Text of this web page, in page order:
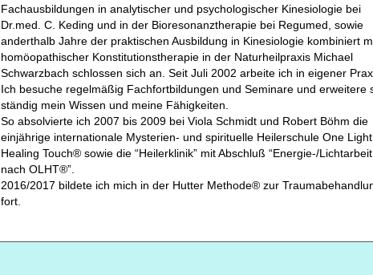
Fachausbildungen in analytischer und psychologischer Kinesiologie bei
Dr.med. C. Keding und in der Bioresonanztherapie bei Regumed, sowie
anderthalb Jahre der praktischen Ausbildung in Kinesiologie kombiniert
homöopathischer Konstitutionstherapie in der Naturheilpraxis Michael
Schwarzbach schlossen sich an. Seit Juli 2002 arbeite ich in eigener
Ich besuche regelmäßig Fachfortbildungen und Seminare und erweitere
ständig mein Wissen und meine Fähigkeiten.
So absolvierte ich 2007 bis 2009 bei Viola Schmidt und Robert Böhm die
einjährige internationale Mysterien- und spirituelle Heilerschule One Light
Healing Touch® sowie die “Heilerklinik” mit Abschluß “Energie-/Lichtarbeit
nach OLHT®”.
2016/2017 bildete ich mich in der Hutter Methode® zur
fort.